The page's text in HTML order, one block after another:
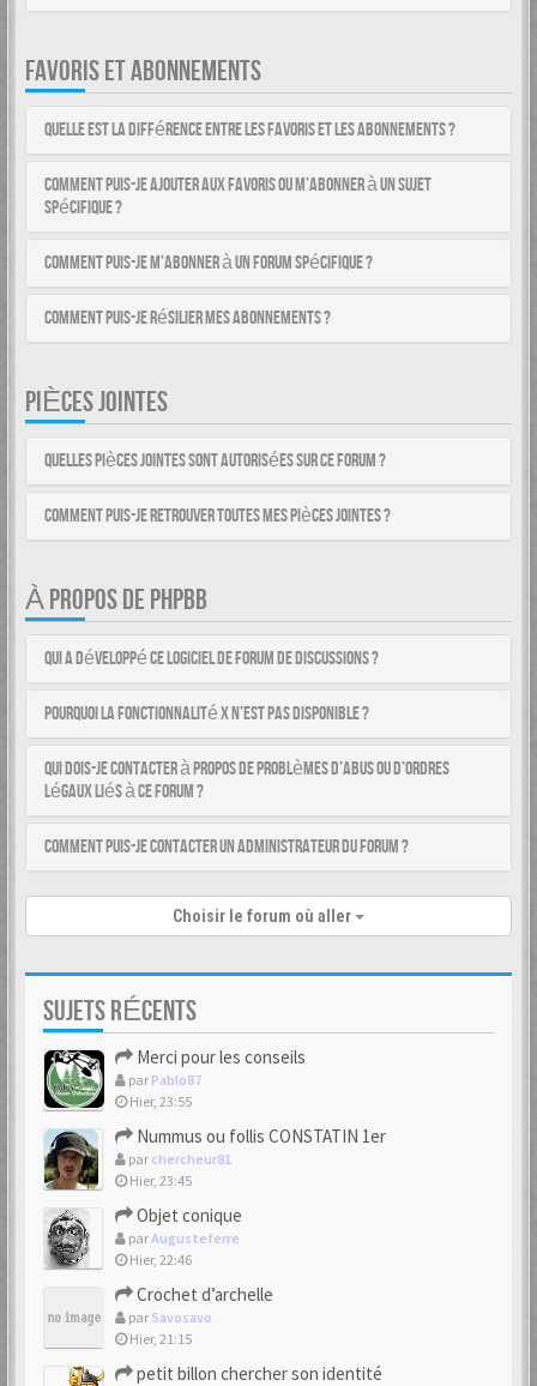
FAVORIS ET ABONNEMENTS
Quelle est la différence entre les favoris et les abonnements ?
Comment puis-je ajouter aux favoris ou m’abonner à un sujet
spécifique ?
Comment puis-je m’abonner à un forum spécifique ?
Comment puis-je résilier mes abonnements ?
PIÈCES JOINTES
Quelles pièces jointes sont autorisées sur ce forum ?
Comment puis-je retrouver toutes mes pièces jointes ?
À PROPOS DE PHPBB
Qui a développé ce logiciel de forum de discussions ?
Pourquoi la fonctionnalité X n’est pas disponible ?
Qui dois-je contacter à propos de problèmes d’abus ou d’ordres
légaux liés à ce forum ?
Comment puis-je contacter un administrateur du forum ?
Choisir le forum où aller
SUJETS RÉCENTS
Merci pour les conseils
par Pablo87
Hier, 23:55
Nummus ou follis CONSTATIN 1er
par chercheur81
Hier, 23:45
Objet conique
parAugusteferre
Hier, 22:46
Crochet d’archelle
par Savosavo
Hier, 21:15
petit billon chercher son identité